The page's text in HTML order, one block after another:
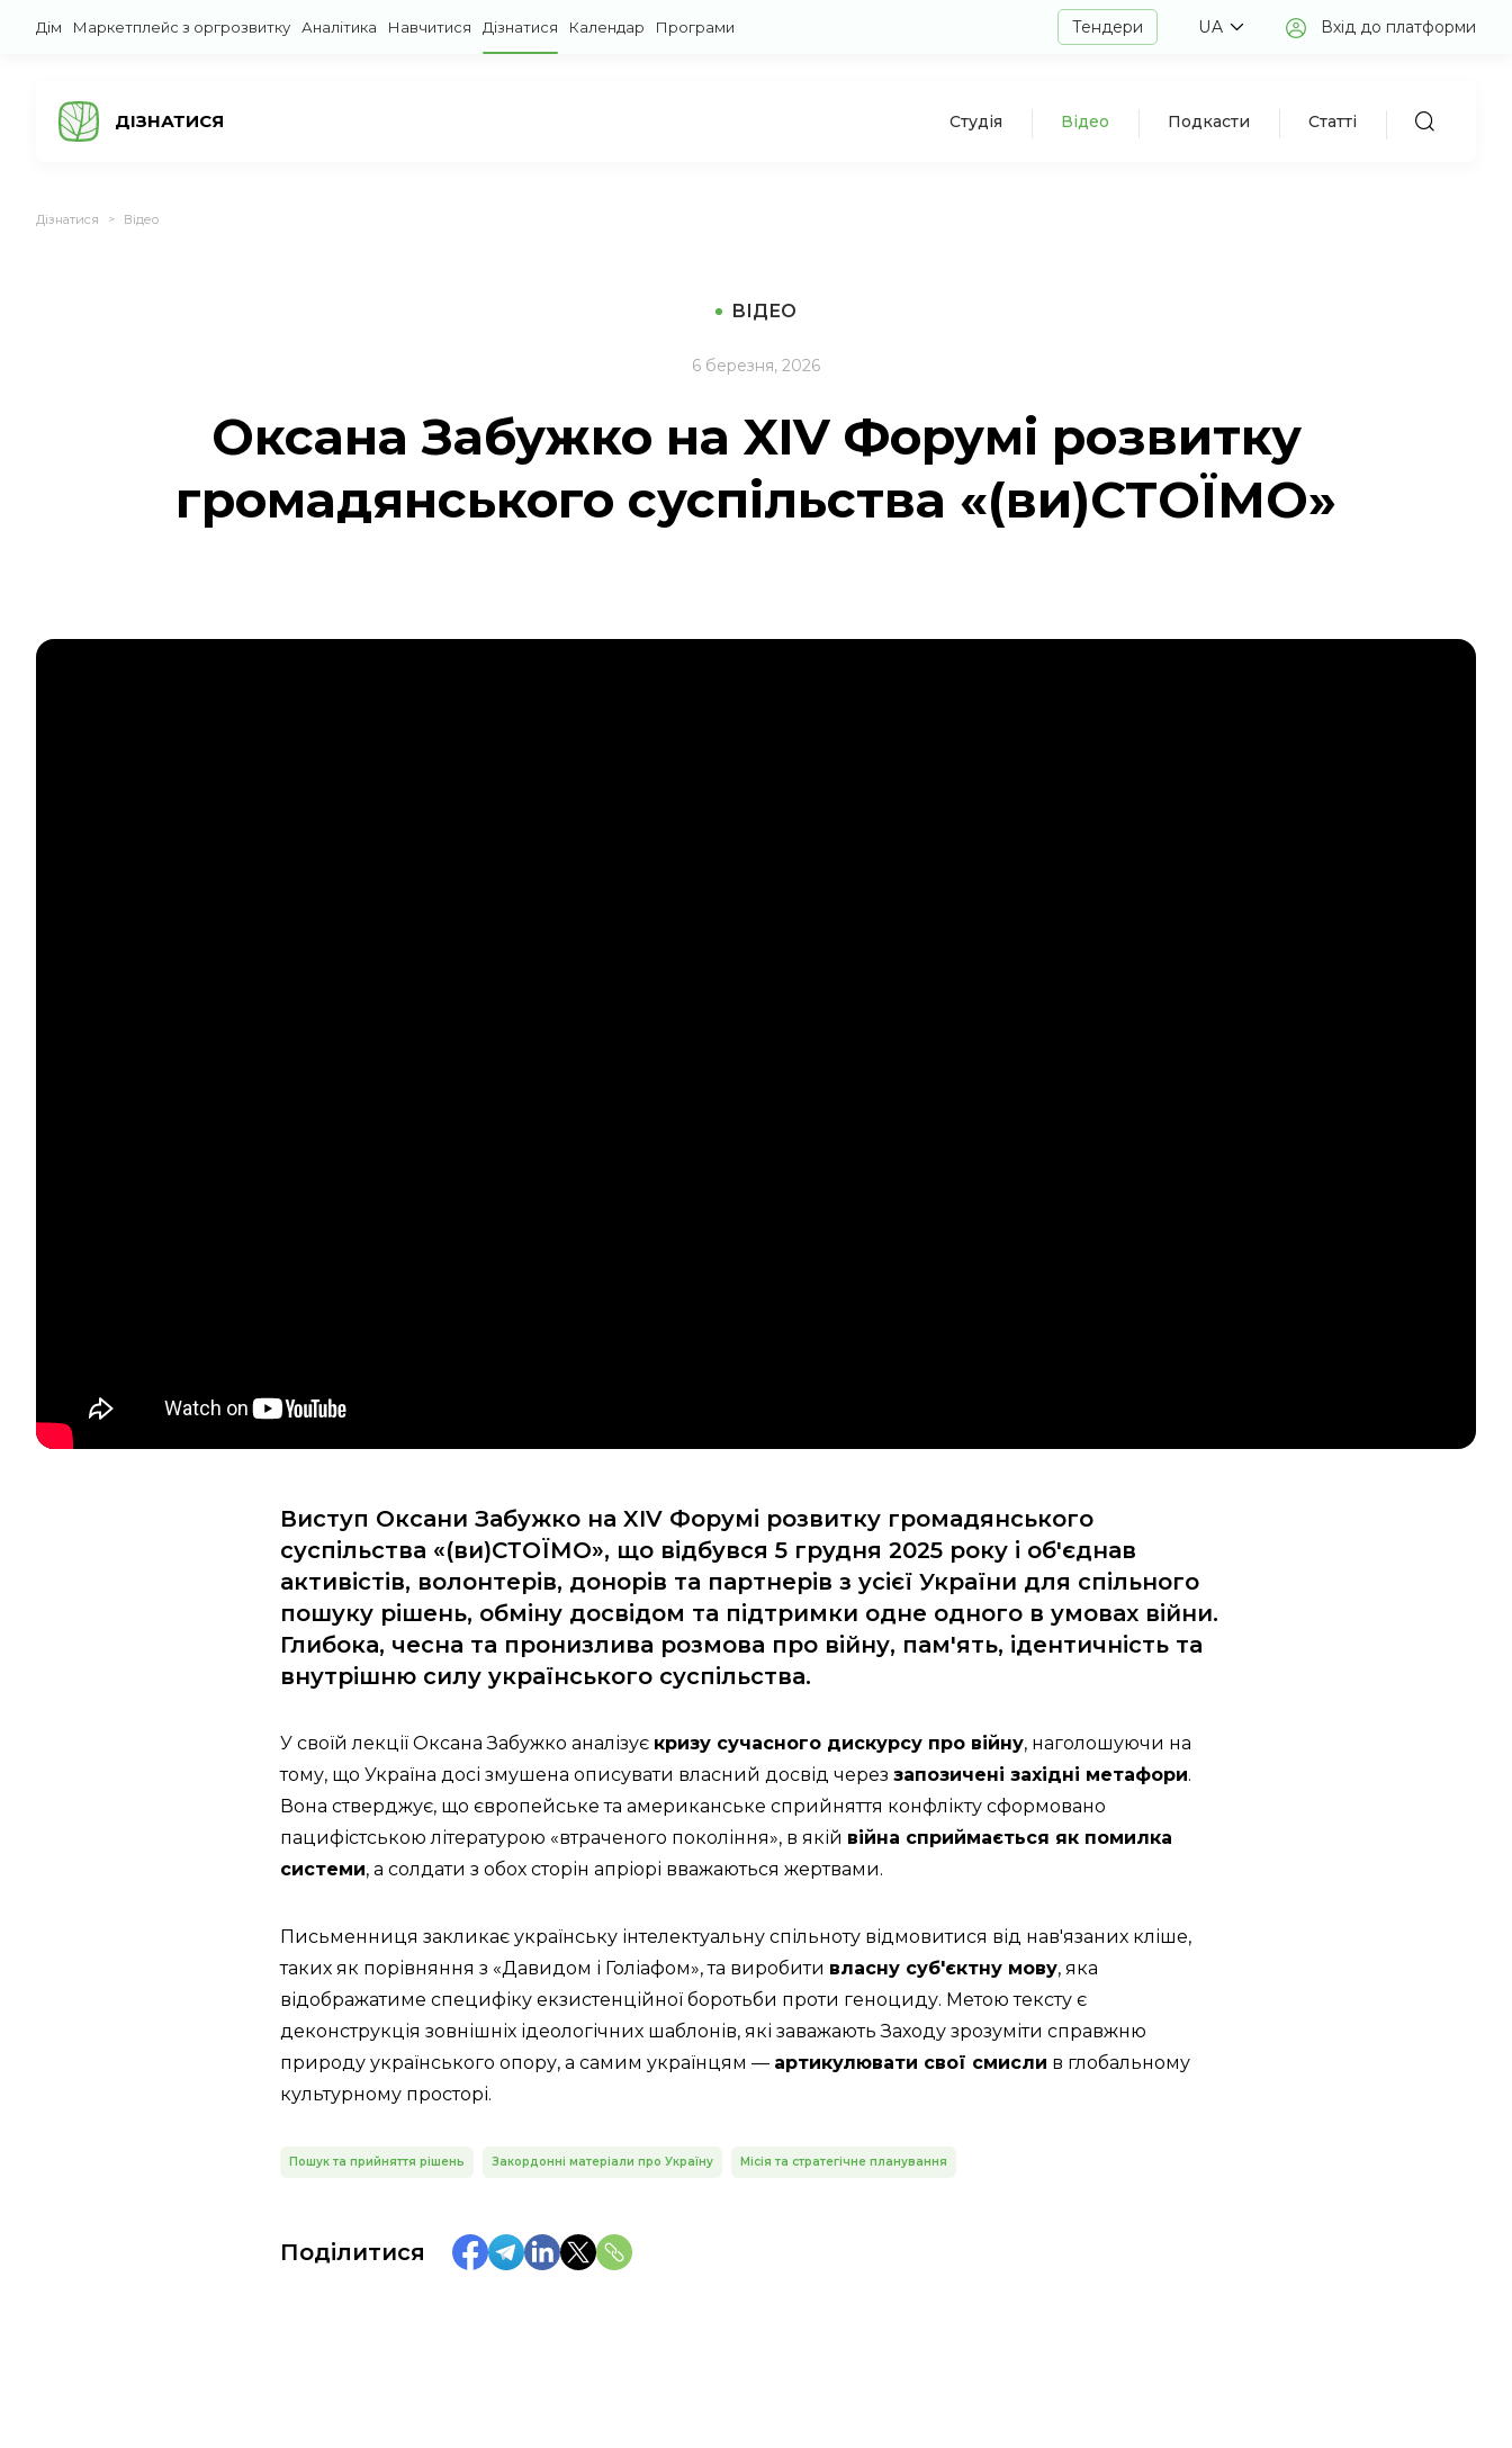
Дім Маркетплейс з оргрозвитку Аналітика Навчитися Дізнатися Календар Програми Тендери UA Вхід до платформи
ДІЗНАТИСЯ Студія Відео Подкасти Статті
Дізнатися > Відео
ВІДЕО
6 березня, 2026
Оксана Забужко на XIV Форумі розвитку
громадянського суспільства «(ви)СТОЇМО»
Виступ Оксани Забужко на XIV Форумі розвитку громадянського
суспільства «(ви)СТОЇМО», що відбувся 5 грудня 2025 року і об'єднав
активістів, волонтерів, донорів та партнерів з усієї України для спільного
пошуку рішень, обміну досвідом та підтримки одне одного в умовах війни.
Глибока, чесна та пронизлива розмова про війну, пам'ять, ідентичність та
внутрішню силу українського суспільства.
У своїй лекції Оксана Забужко аналізує кризу сучасного дискурсу про війну, наголошуючи на
тому, що Україна досі змушена описувати власний досвід череззапозичені західні метафори.
Вона стверджує, що європейське та американське сприйняття конфлікту сформовано
пацифістською літературою «втраченого покоління», в якій війна сприймається як помилка
системи, а солдати з обох сторін апріорі вважаються жертвами.
Письменниця закликає українську інтелектуальну спільноту відмовитися від нав'язаних кліше,
таких як порівняння з «Давидом і Голіафом», та виробити власну суб'єктну мову, яка
відображатиме специфіку екзистенційної боротьби проти геноциду. Метою тексту є
деконструкція зовнішніх ідеологічних шаблонів, які заважають Заходу зрозуміти справжню
природу українського опору, а самим українцям — артикулювати свої смисли в глобальному
культурному просторі.
Пошук та прийняття рішень Закордонні матеріали про Україну Місія та стратегічне планування
Поділитися